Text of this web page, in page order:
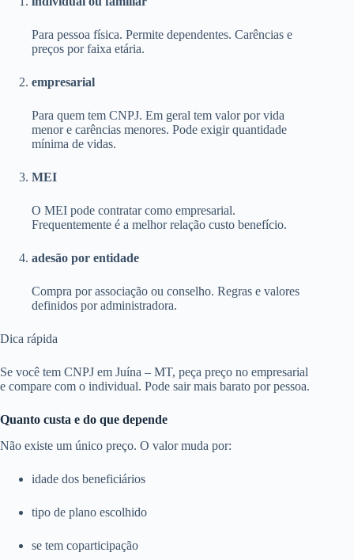
Para pessoa física. Permite dependentes. Carências e
preços por faixa etária.
empresarial
Para quem tem CNPJ. Em geral tem valor por vida
menor e carências menores. Pode exigir quantidade
mínima de vidas.
MEI
O MEI pode contratar como empresarial.
Frequentemente é a melhor relação custo benefício.
adesão por entidade
Compra por associação ou conselho. Regras e valores
definidos por administradora.
Dica rápida
Se você tem CNPJ em Juína – MT, peça preço no empresarial
e compare com o individual. Pode sair mais barato por pessoa.
Quanto custa e do que depende
Não existe um único preço. O valor muda por:
idade dos beneficiários
tipo de plano escolhido
se tem coparticipação